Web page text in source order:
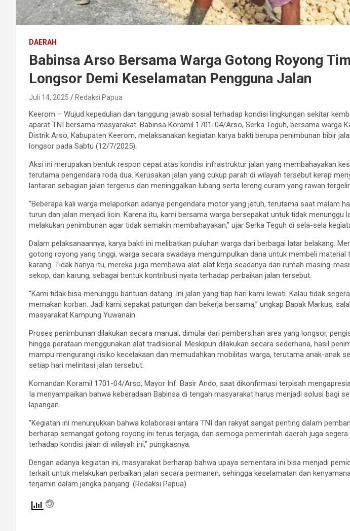
DAERAH
Babinsa Arso Bersama Warga Gotong Royong
Longsor Demi Keselamatan Pengguna Jalan
Juli 14, 2025 Redaksi Papua
Keerom – Wujud kepedulian dan tanggung jawab sosial terhadap kondisi lingkungan sekitar
aparat TNI bersama masyarakat. Babinsa Koramil 1701-04/Arso, Serka Teguh, bersama warga
Distrik Arso, Kabupaten Keerom, melaksanakan kegiatan karya bakti berupa penimbunan bibir
longsor pada Sabtu (12/7/2025).
Aksi ini merupakan bentuk respon cepat atas kondisi infrastruktur jalan yang membahayakan
terutama pengendara roda dua. Kerusakan jalan yang cukup parah di wilayah tersebut kerap
lantaran sebagian jalan tergerus dan meninggalkan lubang serta lereng curam yang rawan
“Beberapa kali warga melaporkan adanya pengendara motor yang jatuh, terutama saat malam
turun dan jalan menjadi licin. Karena itu, kami bersama warga bersepakat untuk tidak menunggu
melakukan penimbunan agar tidak semakin membahayakan,” ujar Serka Teguh di sela-sela
Dalam pelaksanaannya, karya bakti ini melibatkan puluhan warga dari berbagai latar belakang.
gotong royong yang tinggi, warga secara swadaya mengumpulkan dana untuk membeli material
karang. Tidak hanya itu, mereka juga membawa alat-alat kerja seadanya dari rumah masing-
sekop, dan karung, sebagai bentuk kontribusi nyata terhadap perbaikan jalan tersebut.
“Kami tidak bisa menunggu bantuan datang. Ini jalan yang tiap hari kami lewati. Kalau tidak
memakan korban. Jadi kami sepakat patungan dan bekerja bersama,” ungkap Bapak Markus,
masyarakat Kampung Yuwanain.
Proses penimbunan dilakukan secara manual, dimulai dari pembersihan area yang longsor,
hingga perataan menggunakan alat tradisional. Meskipun dilakukan secara sederhana, hasil
mampu mengurangi risiko kecelakaan dan memudahkan mobilitas warga, terutama anak-anak
setiap hari melintasi jalan tersebut.
Komandan Koramil 1701-04/Arso, Mayor Inf. Basir Ando, saat dikonfirmasi terpisah
Ia menyampaikan bahwa keberadaan Babinsa di tengah masyarakat harus menjadi solusi bagi
lapangan.
“Kegiatan ini menunjukkan bahwa kolaborasi antara TNI dan rakyat sangat penting dalam
berharap semangat gotong royong ini terus terjaga, dan semoga pemerintah daerah juga
terhadap kondisi jalan di wilayah ini,” pungkasnya.
Dengan adanya kegiatan ini, masyarakat berharap bahwa upaya sementara ini bisa menjadi
terkait untuk melakukan perbaikan jalan secara permanen, sehingga keselamatan dan
terjamin dalam jangka panjang. (Redaksi Papua)